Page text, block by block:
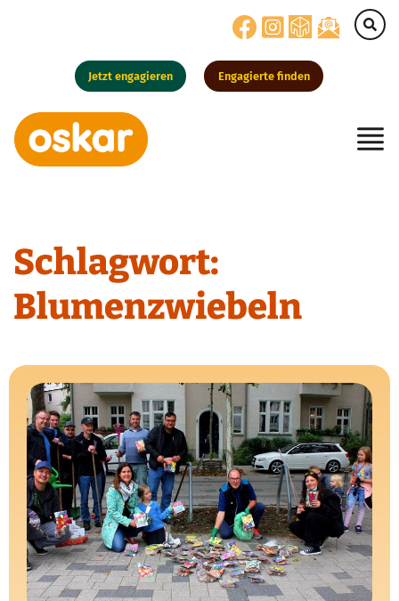
Jetzt engagieren Engagierte finden
Hauptnavigation
Schlagwort:
Blumenzwiebeln